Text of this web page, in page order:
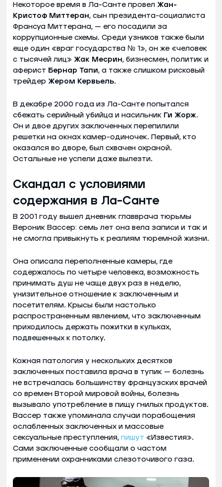
Некоторое время в Ла-Санте провел Жан-
Кристоф Миттеран, сын президента-социалиста
Франсуа Миттерана, — его посадили за
коррупционные схемы. Среди узников также были
еще один «враг государства № 1», он же «человек
с тысячей лиц» Жак Месрин, бизнесмен, политик и
аферист Бернар Тапи, а также слишком рисковый
трейдер Жером Кервьель.
В декабре 2000 года из Ла-Санте попытался
сбежать серийный убийца и насильник Ги Жорж.
Он и двое других заключенных перепилили
решетки на окнах камер-одиночек. Первый, кто
оказался во дворе, был схвачен охраной.
Остальные не успели даже вылезти.
Скандал с условиями
содержания в Ла-Санте
В 2001 году вышел дневник главврача тюрьмы
Вероник Вассер: семь лет она вела записи и так и
не смогла привыкнуть к реалиям тюремной жизни.
Она описала переполненные камеры, где
содержалось по четыре человека, возможность
принимать душ не чаще двух раз в неделю,
унизительное отношение к заключенным и
посетителям. Крысы были настолько
распространенным явлением, что заключенным
приходилось держать пожитки в кульках,
подвешенных к потолку.
Кожная патология у нескольких десятков
заключенных поставила врача в тупик — болезнь
не встречалась большинству французских врачей
со времен Второй мировой войны, болезнь
вызывало употребление в пищу гнилых продуктов.
Вассер также упоминала случаи порабощения
ослабленных заключенных и массовые
сексуальные преступления, пишут «Известия».
Сами заключенные сообщали о частом
применении охранниками слезоточивого газа.